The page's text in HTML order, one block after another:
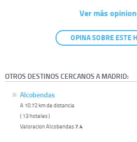
Ver más
OPINA SOBRE ESTE
OTROS DESTINOS CERCANOS A MADRID:
Alcobendas
A 10.72 km de distancia
( 13 hoteles )
Valoracion Alcobendas7.4